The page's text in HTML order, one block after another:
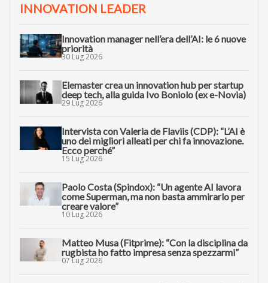
INNOVATION LEADER
Innovation manager nell’era dell’AI: le 6 nuove
priorità
30 Lug 2026
Elemaster crea un innovation hub per startup
deep tech, alla guida Ivo Boniolo (ex e-Novia)
29 Lug 2026
Intervista con Valeria de Flaviis (CDP): “L’AI è
uno dei migliori alleati per chi fa innovazione.
Ecco perché”
15 Lug 2026
Paolo Costa (Spindox): “Un agente AI lavora
come Superman, ma non basta ammirarlo per
creare valore”
10 Lug 2026
Matteo Musa (Fitprime): “Con la disciplina da
rugbista ho fatto impresa senza spezzarmi”
07 Lug 2026